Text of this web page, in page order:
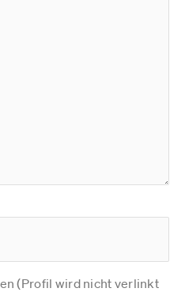
(Profil wird nicht verlinkt